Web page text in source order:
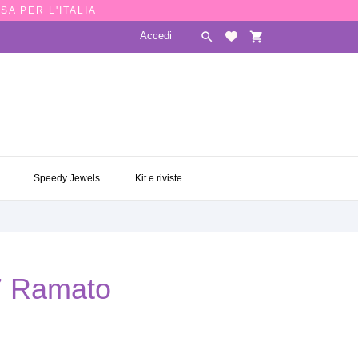
PER L'ITALIA
Accedi  shopping_cart
Speedy Jewels Kit e riviste
Ramato